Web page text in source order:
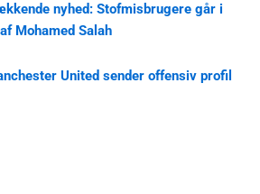
nyhed: Stofmisbrugere går i
Mohamed Salah
United sender offensiv profil